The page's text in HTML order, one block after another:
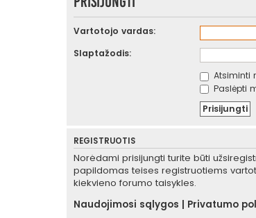
Vartotojo vardas:
Slaptažodis:
Atsiminti
Paslėpti
REGISTRUOTIS
Norėdami prisijungti turite būti
papildomas teises registruotiems
kiekvieno forumo taisykles.
Naudojimosi sąlygos
Privatumo